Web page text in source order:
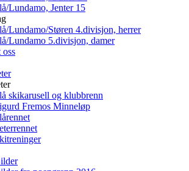
Lundamo, Jenter 15
Lundamo/Støren 4.divisjon, herrer
Lundamo 5.divisjon, damer
skikarusell og klubbrenn
Fremos Minneløp